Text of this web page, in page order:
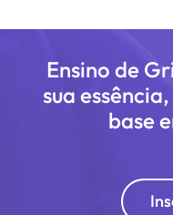
Ensino de
sua
base